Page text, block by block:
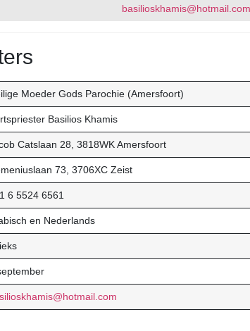
Moeder Gods Parochie (Amersfoort)
Basilios Khamis
Catslaan 28, 3818WK Amersfoort
73, 3706XC Zeist
6 5524 6561
en Nederlands